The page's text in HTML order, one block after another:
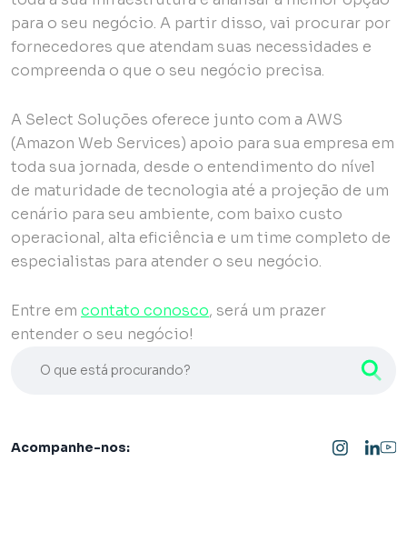
para o seu negócio. A partir disso, vai procurar por
fornecedores que atendam suas necessidades e
compreenda o que o seu negócio precisa.
A Select Soluções oferece junto com a AWS
(Amazon Web Services) apoio para sua empresa em
toda sua jornada, desde o entendimento do nível
de maturidade de tecnologia até a projeção de um
cenário para seu ambiente, com baixo custo
operacional, alta eficiência e um time completo de
especialistas para atender o seu negócio.
Entre em contato conosco, será um prazer
entender o seu negócio!
Acompanhe-nos: